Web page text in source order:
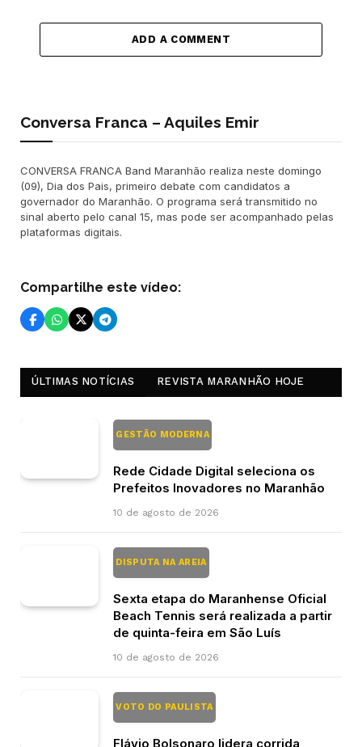
ADD A COMMENT
Conversa Franca – Aquiles Emir
CONVERSA FRANCA Band Maranhão realiza neste domingo
(09), Dia dos Pais, primeiro debate com candidatos a
governador do Maranhão. O programa será transmitido no
sinal aberto pelo canal 15, mas pode ser acompanhado pelas
plataformas digitais.
Compartilhe este vídeo:
ÚLTIMAS NOTÍCIAS REVISTA MARANHÃO HOJE
GESTÃO MODERNA
Rede Cidade Digital seleciona os
Prefeitos Inovadores no Maranhão
10 de agosto de 2026
DISPUTA NA AREIA
Sexta etapa do Maranhense Oficial
Beach Tennis será realizada a partir
de quinta-feira em São Luís
10 de agosto de 2026
VOTO DO PAULISTA
Flávio Bolsonaro lidera corrida